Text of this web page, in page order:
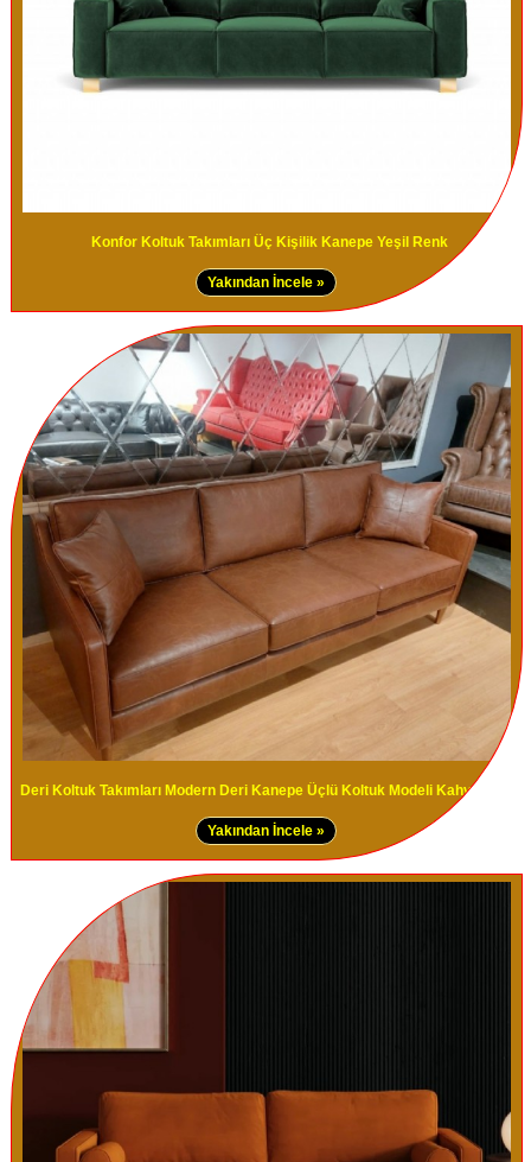
Konfor Koltuk Takımları Üç Kişilik Kanepe Yeşil Renk
Yakından İncele »
Deri Koltuk Takımları Modern Deri Kanepe Üçlü Koltuk Modeli Kahve Renk
Yakından İncele »